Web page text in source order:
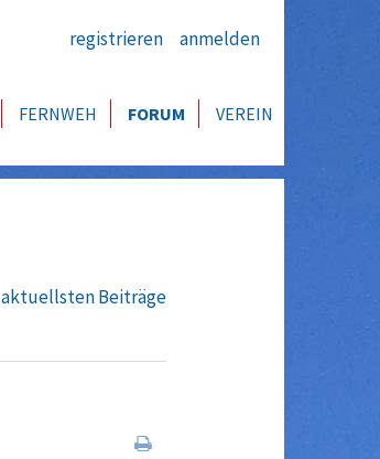
registrieren anmelden
FERNWEH FORUM VEREIN
aktuellsten Beiträge